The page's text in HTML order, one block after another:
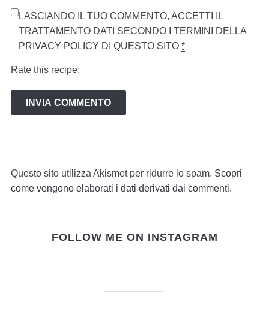
LASCIANDO IL TUO COMMENTO, ACCETTI IL
TRATTAMENTO DATI SECONDO I TERMINI DELLA
PRIVACY POLICY DI QUESTO SITO *
Rate this recipe:
Questo sito utilizza Akismet per ridurre lo spam. Scopri
come vengono elaborati i dati derivati dai commenti.
FOLLOW ME ON INSTAGRAM